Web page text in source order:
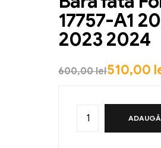
17757-A1
2023 2024
600,00lei510,00